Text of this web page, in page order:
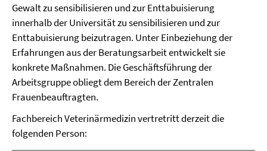
Gewalt zu sensibilisieren und zur Enttabuisierung
innerhalb der Universität zu sensibilisieren und zur
Enttabuisierung beizutragen. Unter Einbeziehung der
Erfahrungen aus der Beratungsarbeit entwickelt sie
konkrete Maßnahmen. Die Geschäftsführung der
Arbeitsgruppe obliegt dem Bereich der Zentralen
Frauenbeauftragten.
Fachbereich Veterinärmedizin vertretritt derzeit die
folgenden Person: